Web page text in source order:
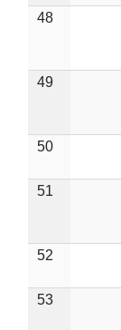
48
49
50
51
52
53